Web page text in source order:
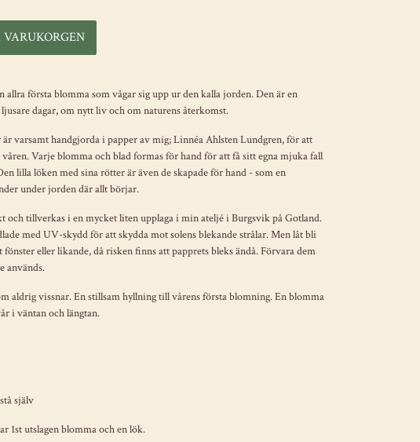
allra första blomma som vågar sig upp ur den kalla jorden. Den är en
dagar, om nytt liv och om naturens återkomst.
är varsamt handgjorda i papper av mig; Linnéa Ahlsten Lundgren, för att
Varje blomma och blad formas för hand för att få sitt egna mjuka fall
lilla löken med sina rötter är även de skapade för hand - som en
under jorden där allt börjar.
och tillverkas i en mycket liten upplaga i min ateljé i Burgsvik på Gotland.
med UV-skydd för att skydda mot solens blekande strålar. Men låt bli
eller likande, då risken finns att papprets bleks ändå. Förvara dem
används.
aldrig vissnar. En stillsam hyllning till vårens första blomning. En blomma
i väntan och längtan.
själv
1st utslagen blomma och en lök.